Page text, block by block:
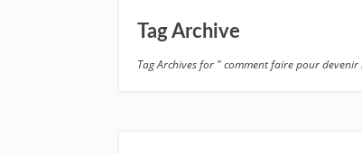
Tag Archive
Tag Archives for " comment faire pour devenir